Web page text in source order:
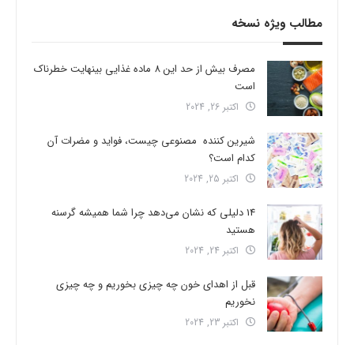
مطالب ویژه نسخه
مصرف بیش از حد این 8 ماده غذایی بینهایت خطرناک
است
اکتبر 26, 2024
شیرین کننده مصنوعی چیست، فواید و مضرات آن
کدام است؟
اکتبر 25, 2024
14 دلیلی که نشان می‌دهد چرا شما همیشه گرسنه
هستید
اکتبر 24, 2024
قبل از اهدای خون چه چیزی بخوریم و چه چیزی
نخوریم
اکتبر 23, 2024